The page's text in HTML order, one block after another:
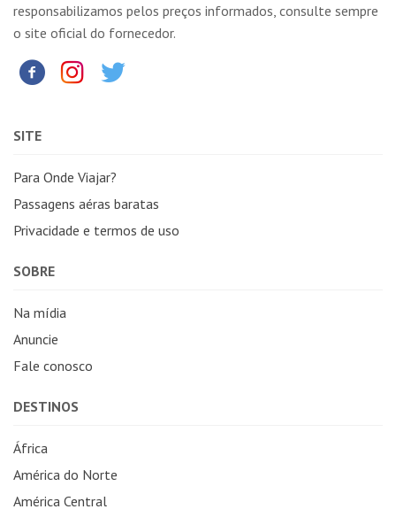
responsabilizamos pelos preços informados, consulte sempre
o site oficial do fornecedor.
SITE
Para Onde Viajar?
Passagens aéras baratas
Privacidade e termos de uso
SOBRE
Na mídia
Anuncie
Fale conosco
DESTINOS
África
América do Norte
América Central